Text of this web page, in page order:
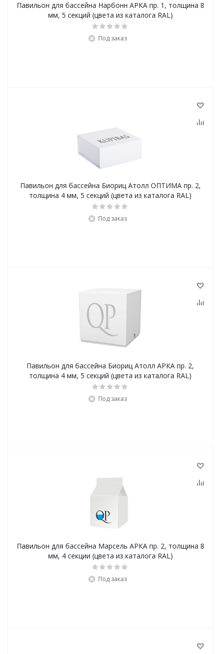
Павильон для бассейна Нарбонн АРКА пр. 1, толщина 8
мм, 5 секций (цвета из каталога RAL)
Под заказ
Павильон для бассейна Биориц Атолл ОПТИМА пр. 2,
толщина 4 мм, 5 секций (цвета из каталога RAL)
Под заказ
Павильон для бассейна Биориц Атолл АРКА пр. 2,
толщина 4 мм, 5 секций (цвета из каталога RAL)
Под заказ
Павильон для бассейна Марсель АРКА пр. 2, толщина 8
мм, 4 секции (цвета из каталога RAL)
Под заказ